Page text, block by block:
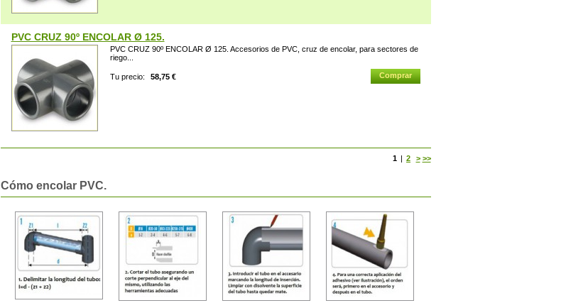
PVC CRUZ 90º ENCOLAR Ø 125.
PVC CRUZ 90º ENCOLAR Ø 125. Accesorios de PVC, cruz de encolar, para sectores de
riego...
Tu precio: 58,75 €
1 | 2 > >>
Cómo encolar PVC.